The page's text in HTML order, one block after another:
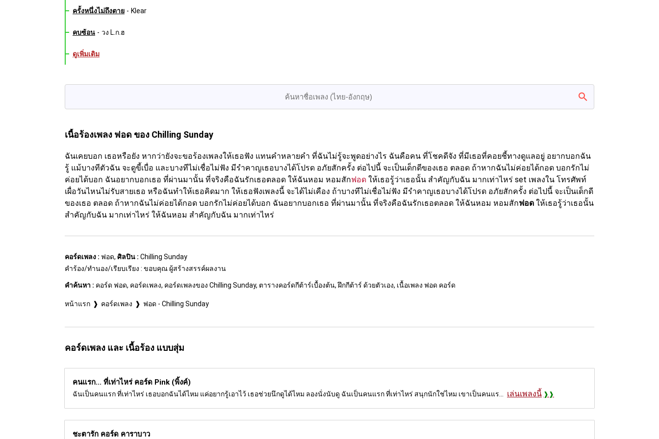
ครั้งหนึ่งไม่ถึงตาย - Klear
คบซ้อน - วง L.ก.ฮ
ดูเพิ่มเติม
เนื้อร้องเพลง ฟอด ของ Chilling Sunday
ฉันเคยบอก เธอหรือยัง หากว่ายังจะขอร้องเพลงให้เธอฟัง แทนคำหลายคำ ที่ฉันไม่รู้จะพูดอย่างไร ฉันคือคน ที่โชคดีจัง ที่มีเธอที่คอยชี้ทางดูแลอยู่ อยากบอกฉัน
รู้ แม้บางทีตัวฉัน จะดูขี้เบื่อ และบางทีไม่เชื่อไม่ฟัง มีรำคาญเธอบางได้โปรด อภัยสักครั้ง ต่อไปนี้ จะเป็นเด็กดีของเธอ ตลอด ถ้าหากฉันไม่ค่อยได้กอด บอกรักไม่
ค่อยได้บอก ฉันอยากบอกเธอ ที่ผ่านมานั้น ที่จริงคือฉันรักเธอตลอด ให้ฉันหอม หอมสักฟอด ให้เธอรู้ว่าเธอนั้น สำคัญกับฉัน มากเท่าไหร่ set เพลงใน โทรศัพท์
เผื่อวันไหนไม่รับสายเธอ หรือฉันทำให้เธอคิดมาก ให้เธอฟังเพลงนี้ จะได้ไม่เคือง ถ้าบางทีไม่เชื่อไม่ฟัง มีรำคาญเธอบางได้โปรด อภัยสักครั้ง ต่อไปนี้ จะเป็นเด็กดี
ของเธอ ตลอด ถ้าหากฉันไม่ค่อยได้กอด บอกรักไม่ค่อยได้บอก ฉันอยากบอกเธอ ที่ผ่านมานั้น ที่จริงคือฉันรักเธอตลอด ให้ฉันหอม หอมสักฟอด ให้เธอรู้ว่าเธอนั้น
สำคัญกับฉัน มากเท่าไหร่ ให้ฉันหอม สำคัญกับฉัน มากเท่าไหร่
คอร์ดเพลง : ฟอด, ศิลปิน : Chilling Sunday
คำร้อง/ทำนอง/เรียบเรียง : ขอบคุณ ผู้สร้างสรรค์ผลงาน
คำค้นหา : คอร์ด ฟอด, คอร์ดเพลง, คอร์ดเพลงของ Chilling Sunday, ตารางคอร์ดกีต้าร์เบื้องต้น, ฝึกกีต้าร์ ด้วยตัวเอง, เนื้อเพลง ฟอด คอร์ด
หน้าแรก คอร์ดเพลง ฟอด - Chilling Sunday
คอร์ดเพลง และ เนื้อร้อง แบบสุ่ม
คนแรก... ที่เท่าไหร่ คอร์ด Pink (พิ้งค์)
ฉันเป็นคนแรก ที่เท่าไหร่ เธอบอกฉันได้ไหม แค่อยากรู้เอาไว้ เธอช่วยนึกดูได้ไหม ลองนั่งนับดู ฉันเป็นคนแรก ที่เท่าไหร่ สนุกนักใช่ไหม เขาเป็นคนแร... เล่นเพลงนี้
ชะตารัก คอร์ด คาราบาว